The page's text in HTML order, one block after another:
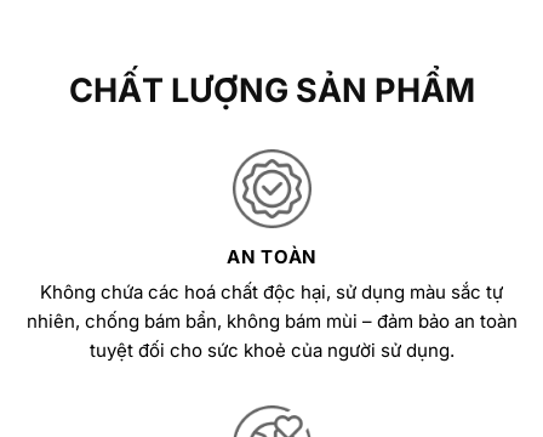
CHẤT LƯỢNG SẢN PHẨM
AN TOÀN
Không chứa các hoá chất độc hại, sử dụng màu sắc tự
nhiên, chống bám bẩn, không bám mùi – đảm bảo an toàn
tuyệt đối cho sức khoẻ của người sử dụng.